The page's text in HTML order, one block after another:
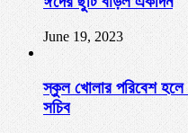
June 19, 2023
স্কুল খোলার পরিবেশ হলে
সচিব